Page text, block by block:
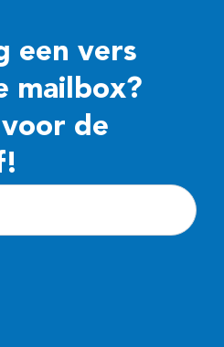
een vers
mailbox?
de